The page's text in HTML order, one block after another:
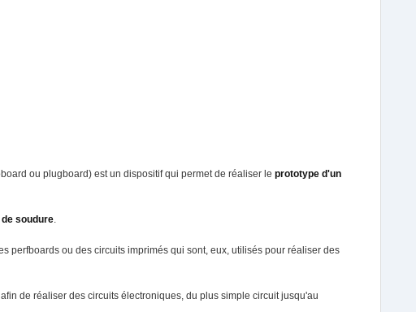
ou plugboard) est un dispositif qui permet de réaliser le prototype d'un
soudure.
perfboards ou des circuits imprimés qui sont, eux, utilisés pour réaliser des
de réaliser des circuits électroniques, du plus simple circuit jusqu'au